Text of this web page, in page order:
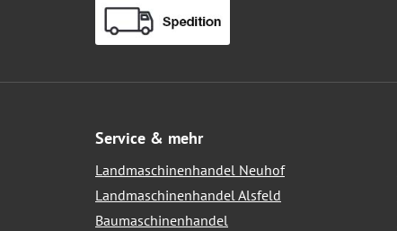
Service & mehr
Landmaschinenhandel Neuhof
Landmaschinenhandel Alsfeld
Baumaschinenhandel